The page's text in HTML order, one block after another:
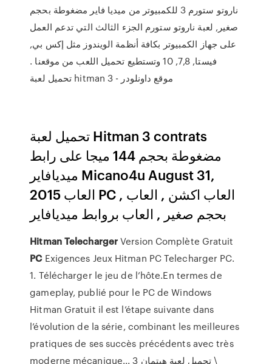
ناروتو ستورم 3 للكمبيوتر من ميديا فاير مضغوطة بحجم
صغير, لعبة ناروتو ستورم الجزء الثالث التي تدعم العمل
على جهاز الكمبيوتر بكافة أنظمة الويندوز مثل إكس بي,
فيستا, 7,8, 10 وتستطيع تحميل اللعب من موقعنا .
تحميل لعبة hitman 3 - موقع داونلودر
تحميل لعبة Hitman 3 contrats
مضغوطة بحجم 144 ميجا على رابط
ميديافاير Micano4u August 31,
2015 العاب PC , العاب اكشن , العاب
بحجم صغير , العاب بروابط ميديافاير
HitmanTelechargerVersion Complète Gratuit
PCExigences Jeux Hitman PC Telecharger PC.
1. Télécharger le jeu de l’hôte.En termes de
gameplay, publié pour le PC de Windows
Hitman Gratuit il est l’étape suivante dans
l’évolution de la série, combinant les meilleures
pratiques de ses succès précédents avec très
moderne mécanique... تحميل لعبة هيتمان 3 \